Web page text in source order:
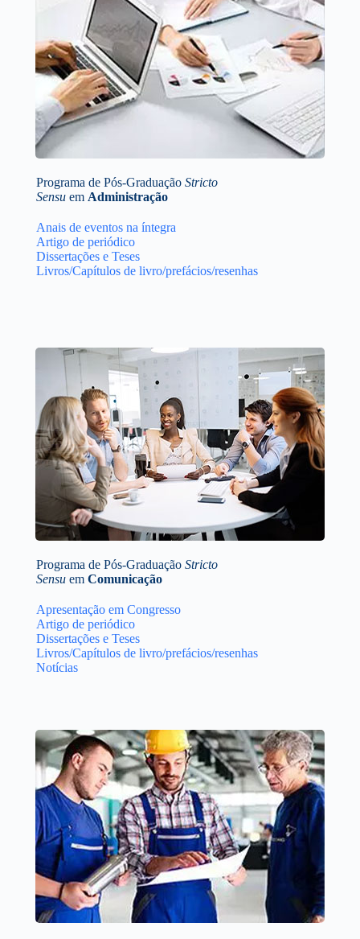
Programa de Pós-Graduação Stricto
Sensu em Administração
Anais de eventos na íntegra
Artigo de periódico
Dissertações e Teses
Livros/Capítulos de livro/prefácios/resenhas
Programa de Pós-Graduação Stricto
Sensu em Comunicação
Apresentação em Congresso
Artigo de periódico
Dissertações e Teses
Livros/Capítulos de livro/prefácios/resenhas
Notícias